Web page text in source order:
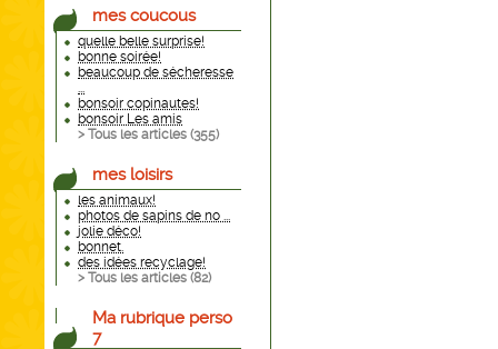
mes coucous
quelle belle surprise!
bonne soirée!
beaucoup de sécheresse
...
bonsoir copinautes!
bonsoir Les amis
> Tous les articles (355)
mes loisirs
les animaux!
photos de sapins de no ...
jolie déco!
bonnet.
des idées recyclage!
> Tous les articles (82)
Ma rubrique perso
7